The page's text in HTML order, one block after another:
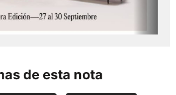
de esta nota